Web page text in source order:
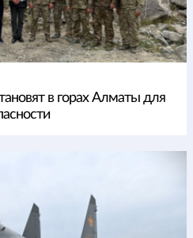
в горах Алматы для